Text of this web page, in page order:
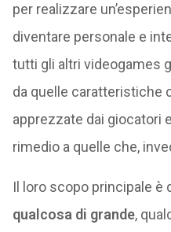
per realizzare
diventare personale e
tutti gli altri videogames
da quelle caratteristiche
apprezzate dai giocatori
rimedio a quelle che,
Il loro scopo principale è
qualcosa di grande,